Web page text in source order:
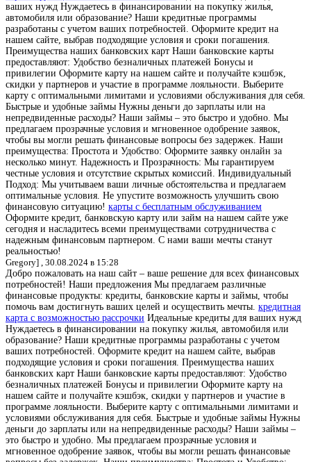
ваших нужд Нуждаетесь в финансировании на покупку жилья,
автомобиля или образование? Наши кредитные программы
разработаны с учетом ваших потребностей. Оформите кредит на
нашем сайте, выбрав подходящие условия и сроки погашения.
Преимущества наших банковских карт Наши банковские карты
предоставляют: Удобство безналичных платежей Бонусы и
привилегии Оформите карту на нашем сайте и получайте кэшбэк,
скидки у партнеров и участие в программе лояльности. Выберите
карту с оптимальными лимитами и условиями обслуживания для себя.
Быстрые и удобные займы Нужны деньги до зарплаты или на
непредвиденные расходы? Наши займы – это быстро и удобно. Мы
предлагаем прозрачные условия и мгновенное одобрение заявок,
чтобы вы могли решать финансовые вопросы без задержек. Наши
преимущества: Простота и Удобство: Оформите заявку онлайн за
несколько минут. Надежность и Прозрачность: Мы гарантируем
честные условия и отсутствие скрытых комиссий. Индивидуальный
Подход: Мы учитываем ваши личные обстоятельства и предлагаем
оптимальные условия. Не упустите возможность улучшить свою
финансовую ситуацию! карты с бесплатным обслуживанием
Оформите кредит, банковскую карту или займ на нашем сайте уже
сегодня и насладитесь всеми преимуществами сотрудничества с
надежным финансовым партнером. С нами ваши мечты станут
реальностью!
Gregory] , 30.08.2024 в 15:28
Добро пожаловать на наш сайт – ваше решение для всех финансовых
потребностей! Наши предложения Мы предлагаем различные
финансовые продукты: кредиты, банковские карты и займы, чтобы
помочь вам достигнуть ваших целей и осуществить мечты. кредитная
карта с возможностью рассрочки Идеальные кредиты для ваших нужд
Нуждаетесь в финансировании на покупку жилья, автомобиля или
образование? Наши кредитные программы разработаны с учетом
ваших потребностей. Оформите кредит на нашем сайте, выбрав
подходящие условия и сроки погашения. Преимущества наших
банковских карт Наши банковские карты предоставляют: Удобство
безналичных платежей Бонусы и привилегии Оформите карту на
нашем сайте и получайте кэшбэк, скидки у партнеров и участие в
программе лояльности. Выберите карту с оптимальными лимитами и
условиями обслуживания для себя. Быстрые и удобные займы Нужны
деньги до зарплаты или на непредвиденные расходы? Наши займы –
это быстро и удобно. Мы предлагаем прозрачные условия и
мгновенное одобрение заявок, чтобы вы могли решать финансовые